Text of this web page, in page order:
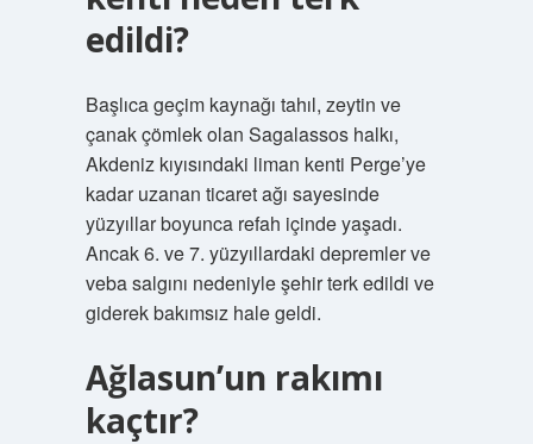
edildi?
Başlıca geçim kaynağı tahıl, zeytin ve
çanak çömlek olan Sagalassos halkı,
Akdeniz kıyısındaki liman kenti Perge’ye
kadar uzanan ticaret ağı sayesinde
yüzyıllar boyunca refah içinde yaşadı.
Ancak 6. ve 7. yüzyıllardaki depremler ve
veba salgını nedeniyle şehir terk edildi ve
giderek bakımsız hale geldi.
Ağlasun’un rakımı
kaçtır?